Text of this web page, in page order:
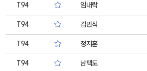
T94 임내락
T94 김민식
T94 정지훈
T94 남택도